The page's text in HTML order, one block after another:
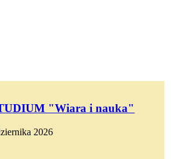
"Wiara i nauka"
2026